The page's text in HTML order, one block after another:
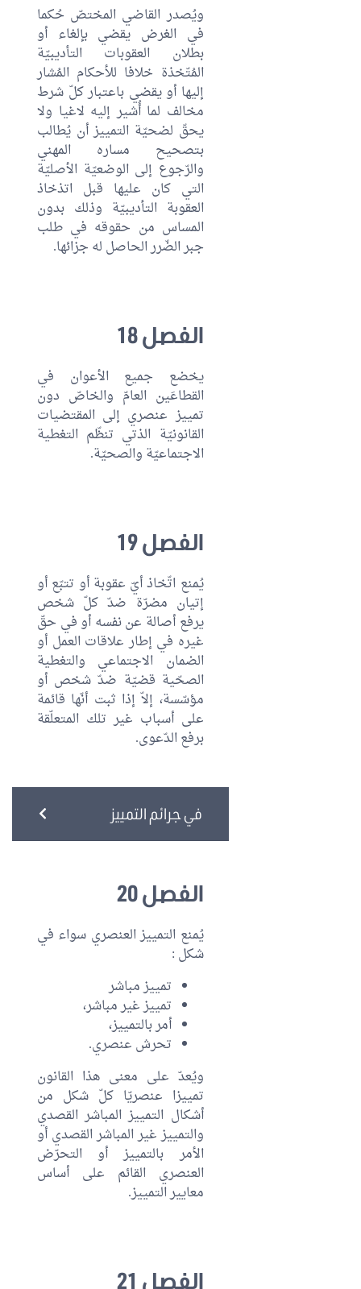
ويُصدر القاضي المختصّ حُكما
في الغرض يقضي بإلغاء أو
بطلان العقوبات التأديبيّة
المُتّخذة خلافا للأحكام المُشار
إليها أو يقضي باعتبار كلّ شرط
مخالف لما أُشير إليه لاغيا ولا
يحقّ لضحيّة التمييز أن يُطالب
بتصحيح مساره المهني
والرّجوع إلى الوضعيّة الأصليّة
التي كان عليها قبل اتذخاذ
العقوبة التأديبيّة وذلك بدون
المساس من حقوقه في طلب
جبر الضّرر الحاصل له جزائها.
الفصل 18
يخضع جميع الأعوان في
القطاعَين العامّ والخاصّ دون
تمييز عنصري إلى المقتضيات
القانونيّة الذتي تنظّم التغطية
الاجتماعيّة والصحيّة.
الفصل 19
يُمنع اتّخاذ أيّ عقوبة أو تتبّع أو
إتيان مضرّة ضدّ كلّ شخص
يرفع أصالة عن نفسه أو في حقّ
غيره في إطار علاقات العمل أو
الضمان الاجتماعي والتغطية
الصحّية قضيّة ضدّ شخص أو
مؤسّسة، إلاّ إذا ثبت أنّها قائمة
على أسباب غير تلك المتعلّقة
برفع الدّعوى.
في جرائم التمييز
الفصل 20
يُمنع التمييز العنصري سواء في
شكل :
تمييز مباشر
تمييز غير مباشر،
أمر بالتمييز،
تحرش عنصري.
ويُعدّ على معنى هذا القانون
تمييزا عنصريّا كلّ شكل من
أشكال التمييز المباشر القصدي
والتمييز غير المباشر القصدي أو
الأمر بالتمييز أو التحرّض
العنصري القائم على أساس
معايير التمييز.
الفصل 21